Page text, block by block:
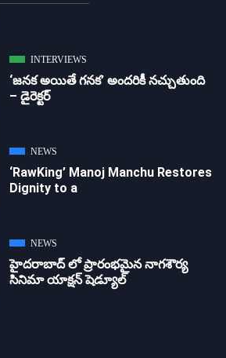
INTERVIEWS
‘జ‌న‌క అయితే గ‌న‌క‌’ అందరికీ నచ్చుతుంది
– డైరెక్ట‌ర్
NEWS
‘RawKing’ Manoj Manchu Restores
Dignity to a
NEWS
హైదరాబాద్ లో ప్రారంభమైన నాగశౌర్య
సినిమా యాక్షన్ షెడ్యూల్